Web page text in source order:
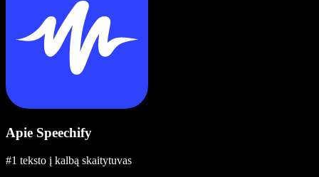
Apie Speechify
#1 teksto į kalbą skaitytuvas